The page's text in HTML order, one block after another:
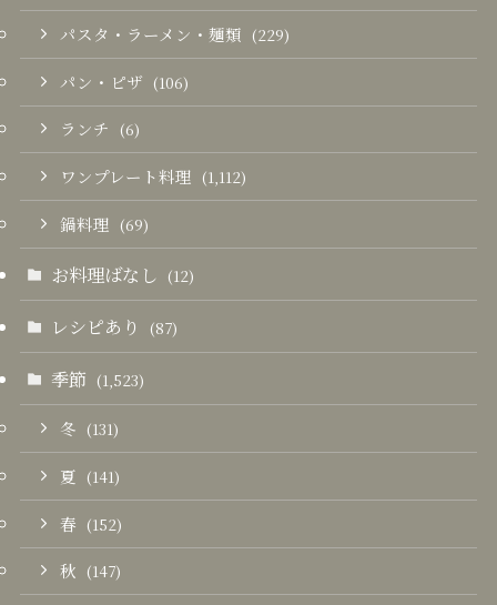
パスタ・ラーメン・麺類 (229)
パン・ピザ (106)
ランチ (6)
ワンプレート料理 (1,112)
鍋料理 (69)
お料理ばなし (12)
レシピあり (87)
季節 (1,523)
冬 (131)
夏 (141)
春 (152)
秋 (147)